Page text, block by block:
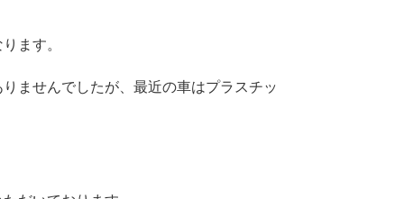
ます。
ませんでしたが、最近の車はプラスチッ